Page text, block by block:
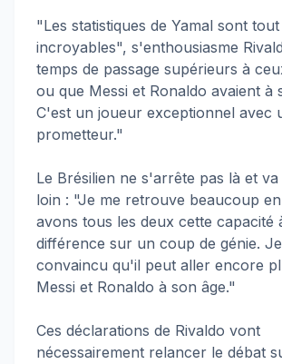
"Les statistiques de Yamal sont
incroyables", s'enthousiasme
temps de passage supérieurs à
ou que Messi et Ronaldo avaient à
C'est un joueur exceptionnel avec
prometteur."
Le Brésilien ne s'arrête pas là et
loin : "Je me retrouve beaucoup
avons tous les deux cette capacité
différence sur un coup de génie.
convaincu qu'il peut aller encore
Messi et Ronaldo à son âge."
Ces déclarations de Rivaldo vont
nécessairement relancer le débat